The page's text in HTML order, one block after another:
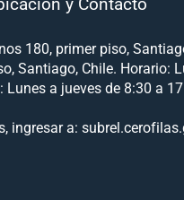
180, primer piso,
Santiago, Chile. Horario:
a jueves de 8:30 a
ingresar a: